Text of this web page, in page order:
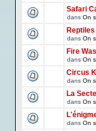
Safari
dans On
dans On
Fire
dans On
Circus
dans On
La
dans On
dans On